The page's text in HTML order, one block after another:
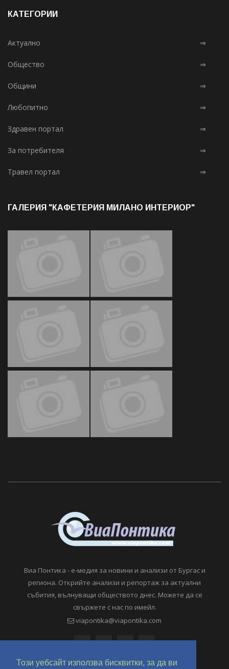
Този уебсайт използва бисквитки, за да ви
КАТЕГОРИИ
Актуално ⇒
Общество ⇒
Общини ⇒
Любопитно ⇒
Здравен портал ⇒
За потребителя ⇒
Травел портал ⇒
ГАЛЕРИЯ "КАФЕТЕРИЯ МИЛАНО ИНТЕРИОР"
Виа Понтика - е-медия за новини и анализи от Бургас и
региона. Открийте анализи и репортаж за актуални
събития, вълнуващи обществото днес. Можете да се
свържете с нас по имейл.
viapontika@viapontika.com